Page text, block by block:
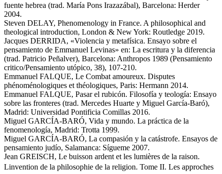
fuente hebrea (trad. María Pons Irazazábal), Barcelona: Herder
2004.
Steven DELAY, Phenomenology in France. A philosophical and
theological introduction, London & New York: Routledge 2019.
Jacques DERRIDA, «Violencia y metafísica. Ensayo sobre el
pensamiento de Emmanuel Levinas» en: La escritura y la diferencia
(trad. Patricio Peñalver), Barcelona: Anthropos 1989 (Pensamiento
critico/Pensamiento utópico, 38), 107-210.
Emmanuel FALQUE, Le Combat amoureux. Disputes
phénoménologiques et théologiques, Paris: Hermann 2014.
Emmanuel FALQUE, Pasar el rubicón. Filosofía y teología: Ensayo
sobre las fronteres (trad. Mercedes Huarte y Miguel García-Baró),
Madrid: Universidad Pontificia Comillas 2016.
Miguel GARCÍA-BARÓ, Vida y mundo. La práctica de la
fenomenología, Madrid: Trotta 1999.
Miguel GARCÍA-BARÓ, La compasión y la catástrofe. Ensayos de
pensamiento judío, Salamanca: Sígueme 2007.
Jean GREISCH, Le buisson ardent et les lumières de la raison.
Linvention de la philosophie de la religion. Tome II. Les approches